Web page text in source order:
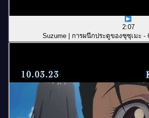
2:07
Suzume | การผนึกประตูของซุซุเมะ -